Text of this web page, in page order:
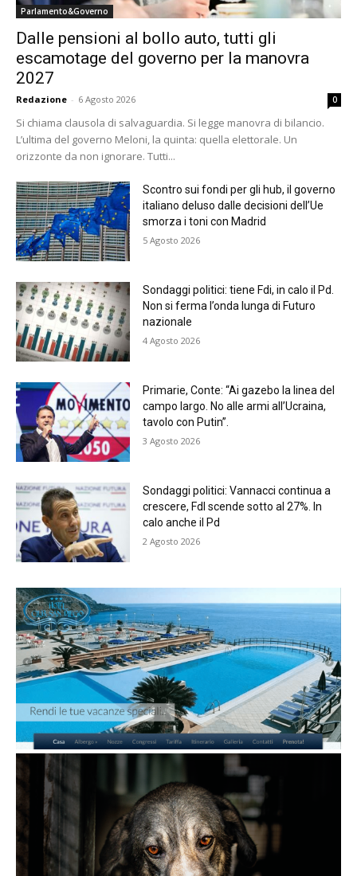
Parlamento&Governo
Dalle pensioni al bollo auto, tutti gli
escamotage del governo per la manovra
2027
Redazione - 6 Agosto 2026 0
Si chiama clausola di salvaguardia. Si legge manovra di bilancio.
L’ultima del governo Meloni, la quinta: quella elettorale. Un
orizzonte da non ignorare. Tutti...
Scontro sui fondi per gli hub, il governo
italiano deluso dalle decisioni dell’Ue
smorza i toni con Madrid
5 Agosto 2026
Sondaggi politici: tiene Fdi, in calo il Pd.
Non si ferma l’onda lunga di Futuro
nazionale
4 Agosto 2026
Primarie, Conte: “Ai gazebo la linea del
campo largo. No alle armi all’Ucraina,
tavolo con Putin”.
3 Agosto 2026
Sondaggi politici: Vannacci continua a
crescere, FdI scende sotto al 27%. In
calo anche il Pd
2 Agosto 2026